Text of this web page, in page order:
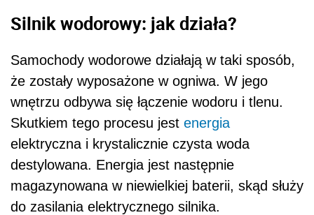
Silnik wodorowy: jak działa?
Samochody wodorowe działają w taki sposób,
że zostały wyposażone w ogniwa. W jego
wnętrzu odbywa się łączenie wodoru i tlenu.
Skutkiem tego procesu jest energia
elektryczna i krystalicznie czysta woda
destylowana. Energia jest następnie
magazynowana w niewielkiej baterii, skąd służy
do zasilania elektrycznego silnika.